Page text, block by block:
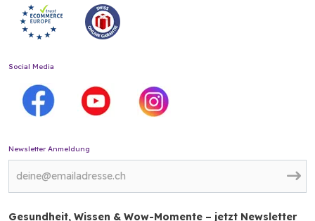
Social Media
Newsletter Anmeldung
Gesundheit, Wissen & Wow-Momente – jetzt Newsletter